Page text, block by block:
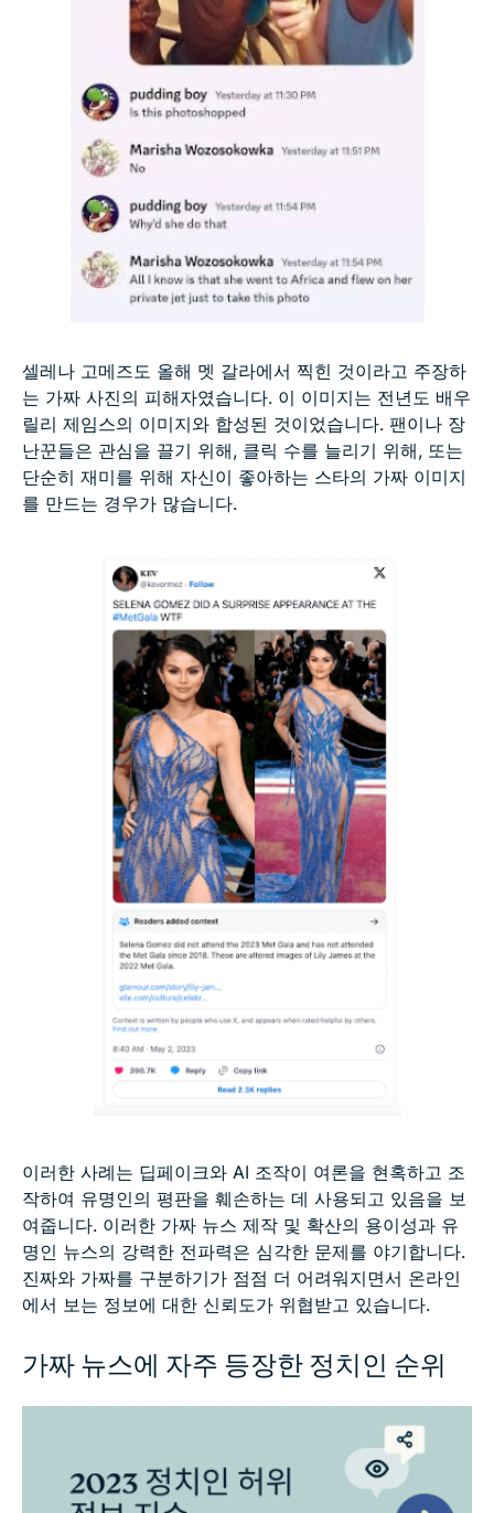
셀레나 고메즈도 올해 멧 갈라에서 찍힌 것이라고 주장하
는 가짜 사진의 피해자였습니다. 이 이미지는 전년도 배우
릴리 제임스의 이미지와 합성된 것이었습니다. 팬이나 장
난꾼들은 관심을 끌기 위해, 클릭 수를 늘리기 위해, 또는
단순히 재미를 위해 자신이 좋아하는 스타의 가짜 이미지
를 만드는 경우가 많습니다.
이러한 사례는 딥페이크와 AI 조작이 여론을 현혹하고 조
작하여 유명인의 평판을 훼손하는 데 사용되고 있음을 보
여줍니다. 이러한 가짜 뉴스 제작 및 확산의 용이성과 유
명인 뉴스의 강력한 전파력은 심각한 문제를 야기합니다.
진짜와 가짜를 구분하기가 점점 더 어려워지면서 온라인
에서 보는 정보에 대한 신뢰도가 위협받고 있습니다.
가짜 뉴스에 자주 등장한 정치인 순위